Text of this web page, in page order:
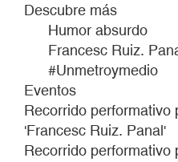
Descubre más
Humor absurdo
Francesc Ruiz.
#Unmetroymedio
Eventos
Recorrido performativo
'Francesc Ruiz. Panal'
Recorrido performativo